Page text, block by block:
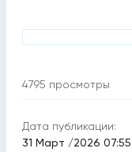
4795 просмотры
Дата публикации:
31 Март /2026 07:55